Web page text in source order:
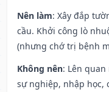
Nên làm: Xây đắp
cầu. Khởi công lò
(nhưng chớ trị bệnh
Không nên: Lên
sự nghiệp, nhập học,